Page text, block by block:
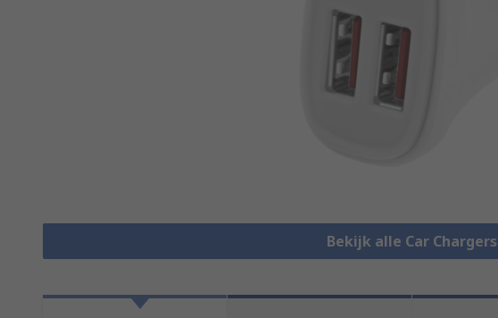
Bekijk alle Car Chargers